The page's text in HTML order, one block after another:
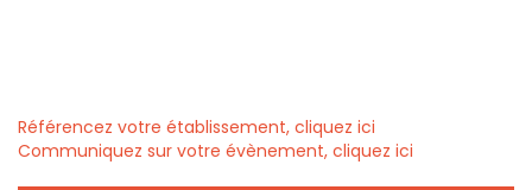
Référencez votre établissement, cliquez ici
Communiquez sur votre évènement, cliquez ici